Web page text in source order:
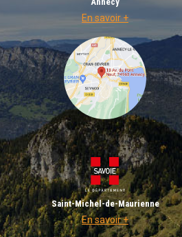
En savoir +
Saint-Michel-de-Maurienne
En savoir +